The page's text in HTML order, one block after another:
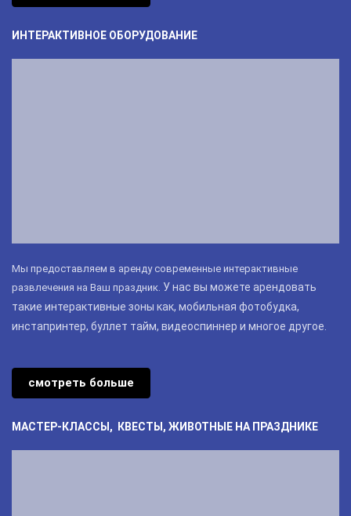
ИНТЕРАКТИВНОЕ ОБОРУДОВАНИЕ
Мы предоставляем в аренду современные интерактивные
развлечения на Ваш праздник. У нас вы можете арендовать
такие интерактивные зоны как, мобильная фотобудка,
инстапринтер, буллет тайм, видеоспиннер и многое другое.
смотреть больше
МАСТЕР-КЛАССЫ, КВЕСТЫ, ЖИВОТНЫЕ НА ПРАЗДНИКЕ